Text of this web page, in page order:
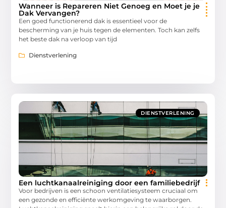
Wanneer is Repareren Niet Genoeg en Moet je je
Dak Vervangen?
Een goed functionerend dak is essentieel voor de
bescherming van je huis tegen de elementen. Toch kan zelfs
het beste dak na verloop van tijd
Dienstverlening
DIENSTVERLENING
Een luchtkanaalreiniging door een familiebedrijf
Voor bedrijven is een schoon ventilatiesysteem cruciaal om
een gezonde en efficiënte werkomgeving te waarborgen.